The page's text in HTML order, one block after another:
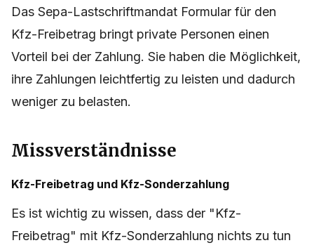
Das Sepa-Lastschriftmandat Formular für den
Kfz-Freibetrag bringt private Personen einen
Vorteil bei der Zahlung. Sie haben die Möglichkeit,
ihre Zahlungen leichtfertig zu leisten und dadurch
weniger zu belasten.
Missverständnisse
Kfz-Freibetrag und Kfz-Sonderzahlung
Es ist wichtig zu wissen, dass der "Kfz-
Freibetrag" mit Kfz-Sonderzahlung nichts zu tun